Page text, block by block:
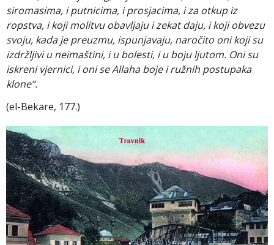
siromasima, i putnicima, i prosjacima, i za otkup iz
ropstva, i koji molitvu obavljaju i zekat daju, i koji obvezu
svoju, kada je preuzmu, ispunjavaju, naročito oni koji su
izdržljivi u neimaštini, i u bolesti, i u boju ljutom. Oni su
iskreni vjernici, i oni se Allaha boje i ružnih postupaka
klone“.
(el-Bekare, 177.)